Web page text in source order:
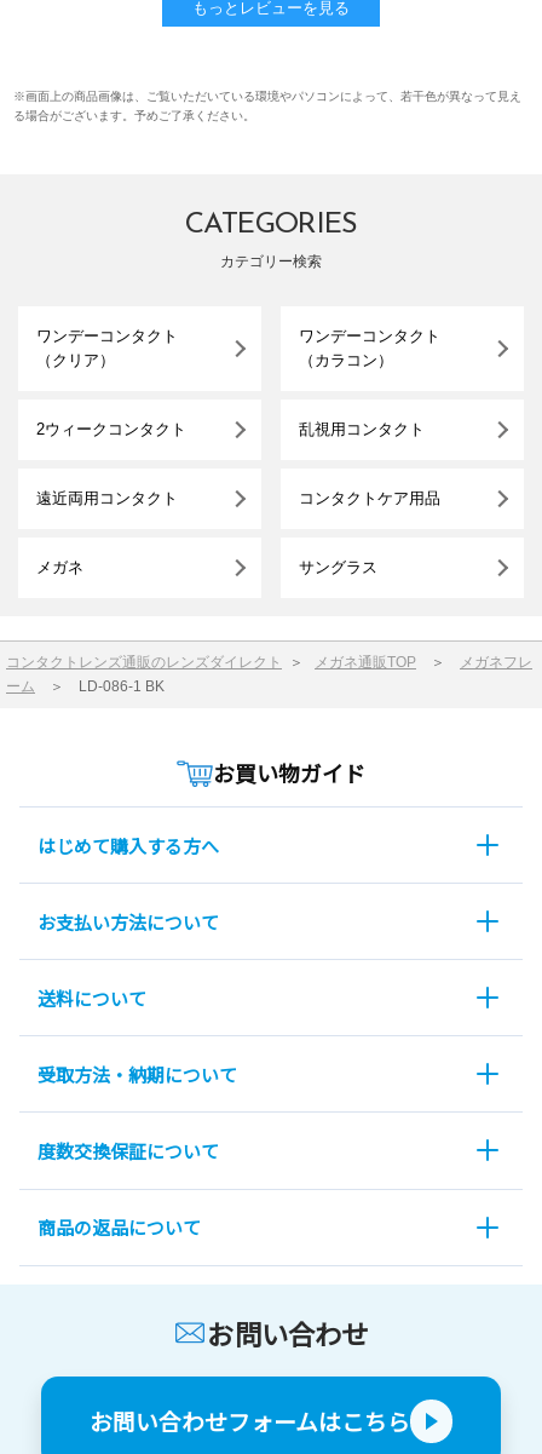
もっとレビューを見る
※画面上の商品画像は、ご覧いただいている環境やパソコンによって、若干色が異なって見え
る場合がございます。予めご了承ください。
CATEGORIES
カテゴリー検索
ワンデーコンタクト
（クリア）
ワンデーコンタクト
（カラコン）
2ウィークコンタクト 乱視用コンタクト
遠近両用コンタクト コンタクトケア用品
メガネ サングラス
コンタクトレンズ通販のレンズダイレクト ＞ メガネ通販TOP ＞
メガネフレ
ーム
＞ LD-086-1 BK
お買い物ガイド
はじめて購入する方へ
お支払い方法について
送料について
受取方法・納期について
度数交換保証について
商品の返品について
お問い合わせ
お問い合わせフォームはこちら